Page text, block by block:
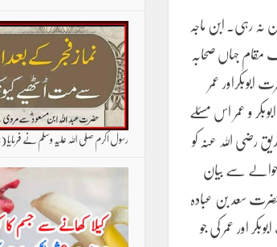
رسول اکرم صلی اللہ علیہ وسلم نے فرمایا(6,808)
پاؤں میں جان نہ رہی۔ ابن ماجہ
مقام جہاں صحابہ
عمر
و عمر اس مسئلے
ابوبکر صدیق رضی اللہ عنہ کو
حوالے سے بیان
سعد بن عبادہ
اور عمر کی جو